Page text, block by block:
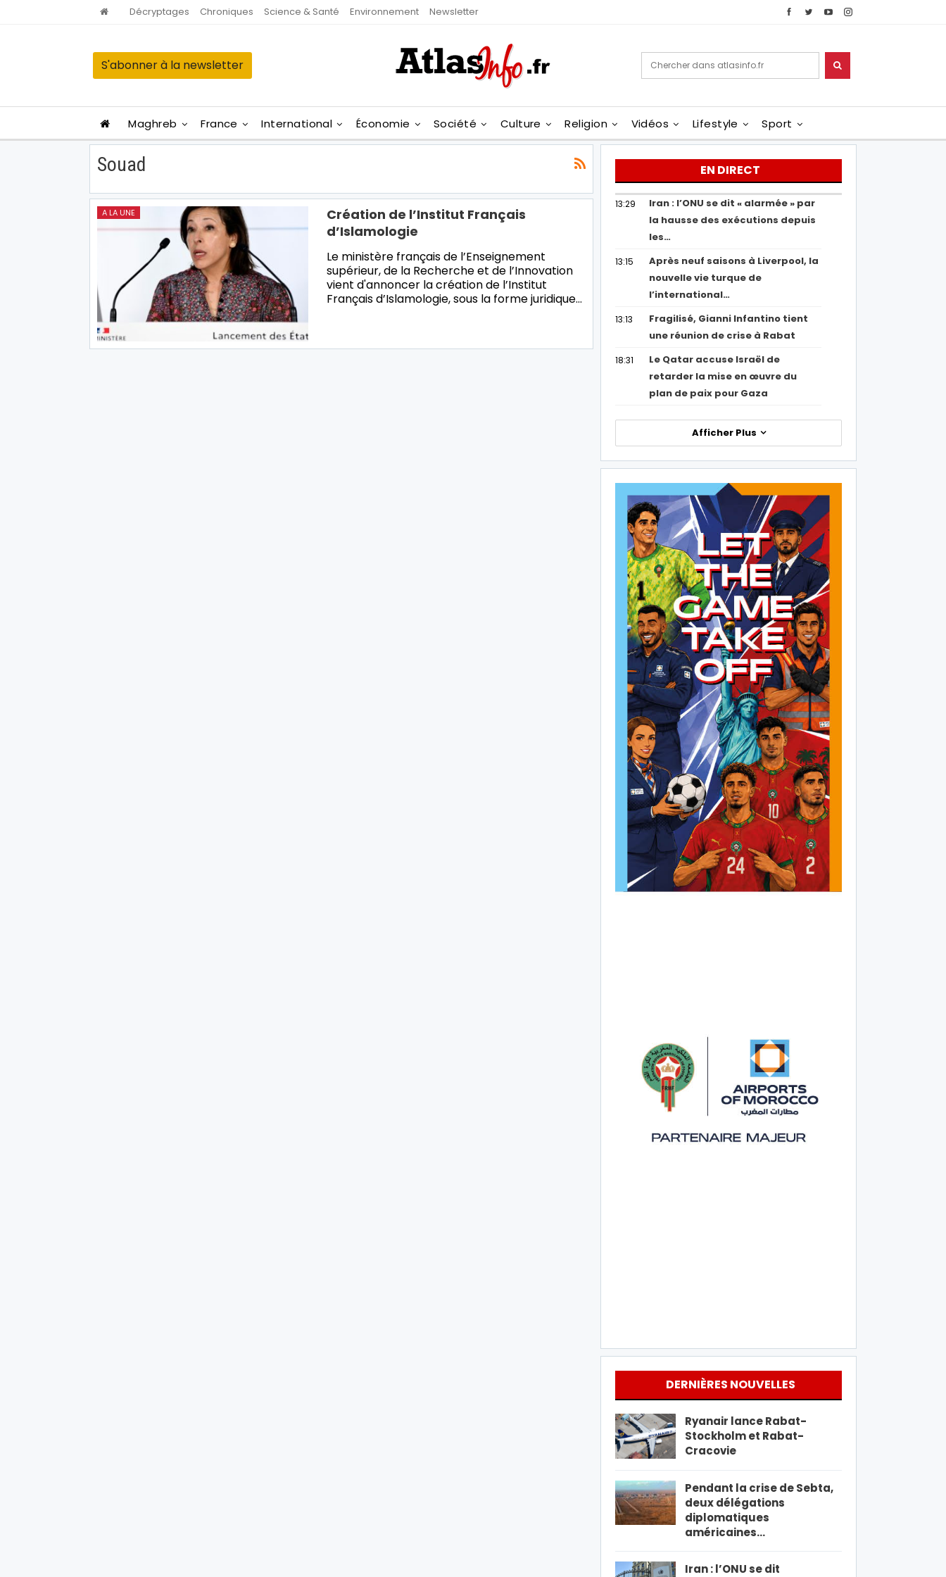
Décryptages Chroniques Science & Santé Environnement Newsletter
S'abonner à la newsletter
Maghreb France International Économie Société Culture Religion Vidéos Lifestyle Sport
Souad
A LA UNE
Création de l’Institut Français
d’Islamologie
Le ministère français de l’Enseignement
supérieur, de la Recherche et de l’Innovation
vient d'annoncer la création de l’Institut
Français d’Islamologie, sous la forme juridique…
EN DIRECT
13:29
Iran : l’ONU se dit « alarmée » par
la hausse des exécutions depuis
les…
13:15
Après neuf saisons à Liverpool, la
nouvelle vie turque de
l’international…
13:13
Fragilisé, Gianni Infantino tient
une réunion de crise à Rabat
18:31
Le Qatar accuse Israël de
retarder la mise en œuvre du
plan de paix pour Gaza
Afficher Plus
DERNIÈRES NOUVELLES
Ryanair lance Rabat-
Stockholm et Rabat-
Cracovie
Pendant la crise de Sebta,
deux délégations
diplomatiques
américaines…
Iran : l’ONU se dit